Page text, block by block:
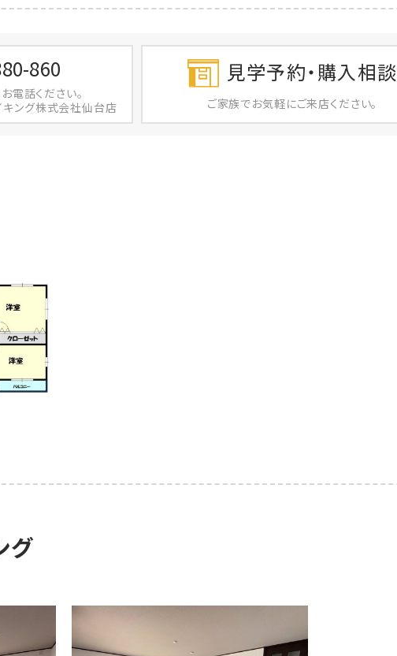
860
電話ください。
キング株式会社仙台店
見学予約・購入相談
ご家族でお気軽にご来店ください。
グ